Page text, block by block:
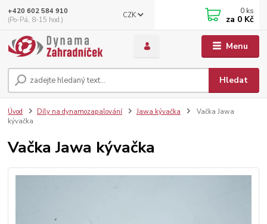
Menu
CZK
Hledat
+420 602 584 910
(Po-Pá, 8-15 hod.)
0 ks
za 0 Kč
Úvod Díly na dynamozapalování Jawa kývačka
Vačka Jawa
kývačka
Vačka Jawa kývačka